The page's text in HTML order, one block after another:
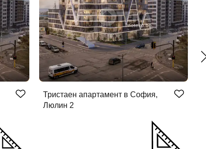
Тристаен апартамент в София,
Люлин 2